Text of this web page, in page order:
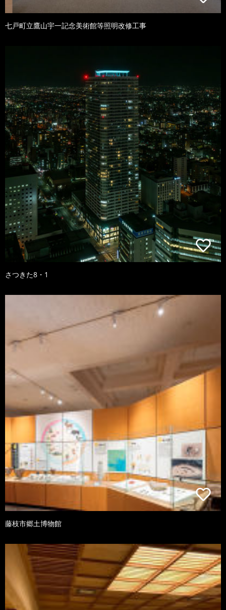
七戸町立鷹山宇一記念美術館等照明改修工事
さつきた8・1
藤枝市郷土博物館